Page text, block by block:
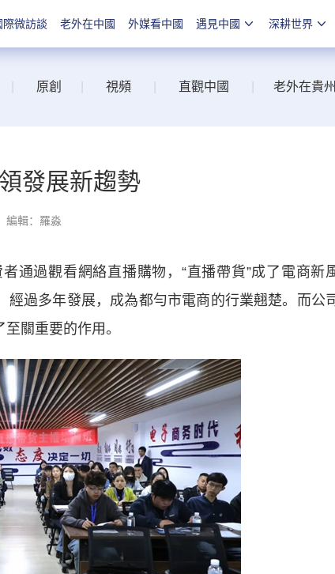
際微訪談 老外在中國 外媒看中國 遇見中國 深耕世界
原創 視頻 直觀中國 老外在貴州
發展新趨勢
編輯：羅淼
過觀看網絡直播購物，“直播帶貨”成了電商新
過多年發展，成為都勻市電商的行業翹楚。而公司
關重要的作用。